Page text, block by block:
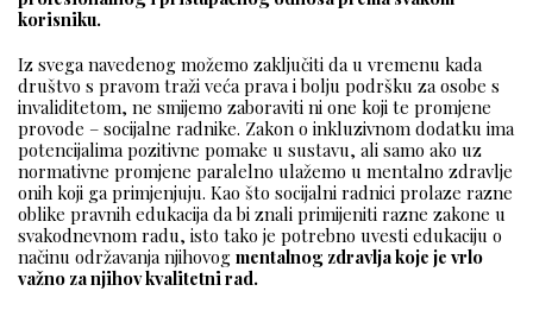
korisniku.
Iz svega navedenog možemo zaključiti da u vremenu kada
društvo s pravom traži veća prava i bolju podršku za osobe s
invaliditetom, ne smijemo zaboraviti ni one koji te promjene
provode – socijalne radnike. Zakon o inkluzivnom dodatku ima
potencijalima pozitivne pomake u sustavu, ali samo ako uz
normativne promjene paralelno ulažemo u mentalno zdravlje
onih koji ga primjenjuju. Kao što socijalni radnici prolaze razne
oblike pravnih edukacija da bi znali primijeniti razne zakone u
svakodnevnom radu, isto tako je potrebno uvesti edukaciju o
načinu održavanja njihovog mentalnog zdravlja koje je vrlo
važno za njihov kvalitetni rad.